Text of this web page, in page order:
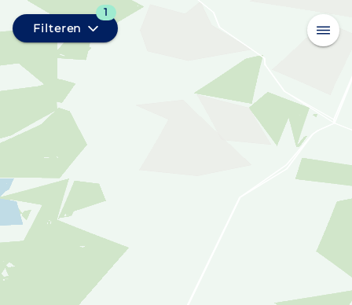
Filteren
1